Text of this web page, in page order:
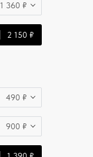
1 360 ₽
2 150 ₽
490 ₽
900 ₽